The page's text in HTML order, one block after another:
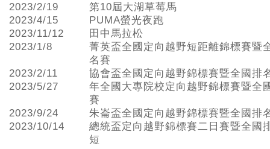
2023/2/19
第10屆大湖草莓馬
2023/4/15
PUMA螢光夜跑
2023/11/12
田中馬拉松
2023/1/8
菁英盃全國定向越野短距離錦標賽暨
名賽
2023/2/11
協會盃全國定向越野錦標賽暨全國排
2023/5/27
年全國大專院校定向越野錦標賽暨全
賽
2023/9/24
朱崙盃全國定向越野錦標賽暨全國排
2023/10/14
總統盃定向越野錦標賽二日賽暨全國
短